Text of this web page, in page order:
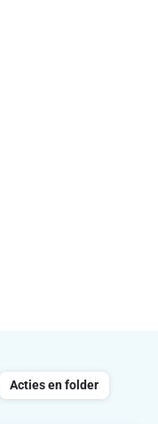
Acties en folder